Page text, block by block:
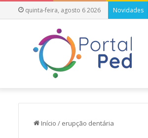
quinta-feira, agosto 6 2026 Novidades
Início / erupção dentária